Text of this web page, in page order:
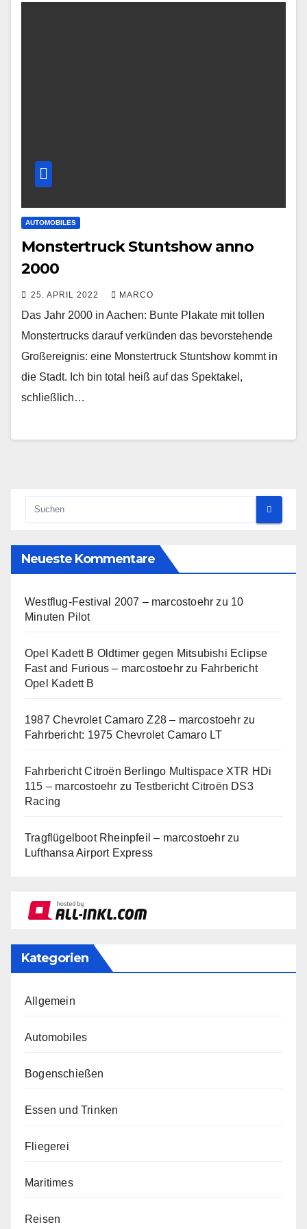
AUTOMOBILES
Monstertruck Stuntshow anno
2000
25. APRIL 2022 MARCO
Das Jahr 2000 in Aachen: Bunte Plakate mit tollen
Monstertrucks darauf verkünden das bevorstehende
Großereignis: eine Monstertruck Stuntshow kommt in
die Stadt. Ich bin total heiß auf das Spektakel,
schließlich…
Neueste Kommentare
Westflug-Festival 2007 – marcostoehr zu 10
Minuten Pilot
Opel Kadett B Oldtimer gegen Mitsubishi Eclipse
Fast and Furious – marcostoehr zu Fahrbericht
Opel Kadett B
1987 Chevrolet Camaro Z28 – marcostoehrzu
Fahrbericht: 1975 Chevrolet Camaro LT
Fahrbericht Citroën Berlingo Multispace XTR HDi
115 – marcostoehr zuTestbericht Citroën DS3
Racing
Tragflügelboot Rheinpfeil – marcostoehrzu
Lufthansa Airport Express
Kategorien
Allgemein
Automobiles
Bogenschießen
Essen und Trinken
Fliegerei
Maritimes
Reisen